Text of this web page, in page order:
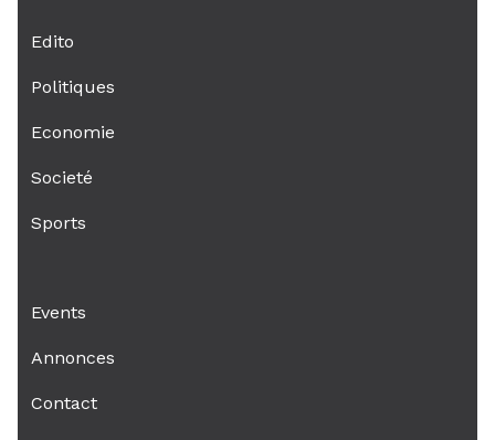
Edito
Politiques
Economie
Societé
Sports
Events
Annonces
Contact